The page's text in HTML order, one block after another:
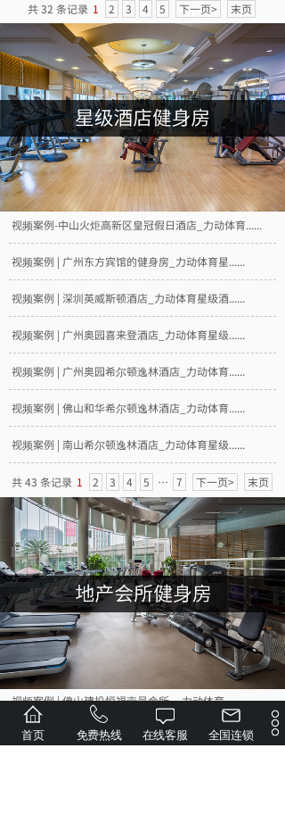
共 32 条记录 1 2 3 4 5 下一页> 末页
视频案例 | 佛山建投恒福壹号会所__力动体育......
视频案例 | 精筑中海广佛大境健身殿堂，重塑高......
视频案例-中山火炬高新区皇冠假日酒店_力动体育......
视频案例 | 广州东方宾馆的健身房_力动体育星......
视频案例 | 深圳英威斯顿酒店_力动体育星级酒......
视频案例 | 广州奥园喜来登酒店_力动体育星级......
视频案例 | 广州奥园希尔顿逸林酒店_力动体育......
视频案例 | 佛山和华希尔顿逸林酒店_力动体育......
视频案例 | 南山希尔顿逸林酒店_力动体育星级......
共 43 条记录 1 2 3 4 5 … 7 下一页> 末页
首页 免费热线 在线客服 全国连锁